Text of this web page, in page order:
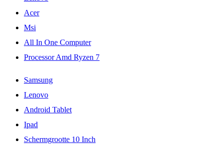
Acer
Msi
All In One Computer
Processor Amd Ryzen 7
Samsung
Lenovo
Android Tablet
Ipad
Schermgrootte 10 Inch